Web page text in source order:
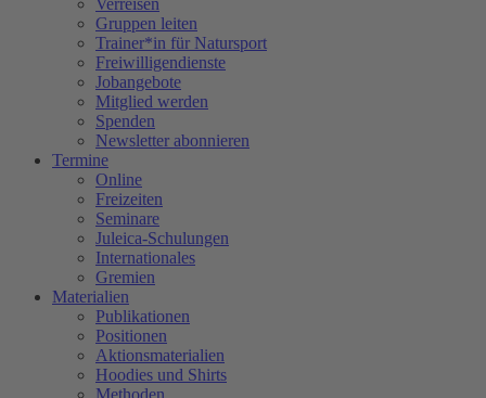
Verreisen
Gruppen leiten
Trainer*in für Natursport
Freiwilligendienste
Jobangebote
Mitglied werden
Spenden
Newsletter abonnieren
Termine
Online
Freizeiten
Seminare
Juleica-Schulungen
Internationales
Gremien
Materialien
Publikationen
Positionen
Aktionsmaterialien
Hoodies und Shirts
Methoden